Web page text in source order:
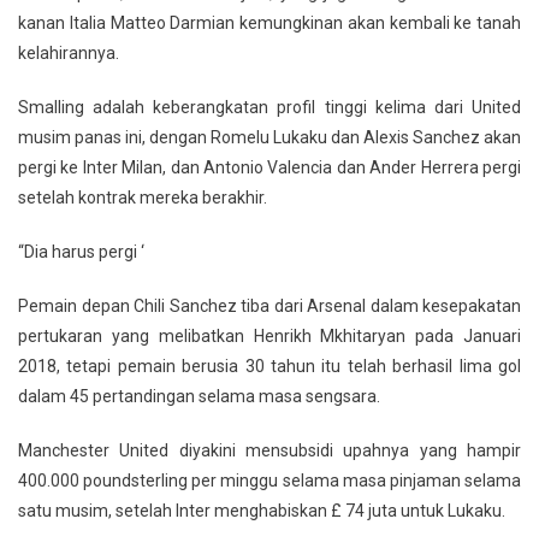
kanan Italia Matteo Darmian kemungkinan akan kembali ke tanah
kelahirannya.
Smalling adalah keberangkatan profil tinggi kelima dari United
musim panas ini, dengan Romelu Lukaku dan Alexis Sanchez akan
pergi ke Inter Milan, dan Antonio Valencia dan Ander Herrera pergi
setelah kontrak mereka berakhir.
“Dia harus pergi ‘
Pemain depan Chili Sanchez tiba dari Arsenal dalam kesepakatan
pertukaran yang melibatkan Henrikh Mkhitaryan pada Januari
2018, tetapi pemain berusia 30 tahun itu telah berhasil lima gol
dalam 45 pertandingan selama masa sengsara.
Manchester United diyakini mensubsidi upahnya yang hampir
400.000 poundsterling per minggu selama masa pinjaman selama
satu musim, setelah Inter menghabiskan £ 74 juta untuk Lukaku.